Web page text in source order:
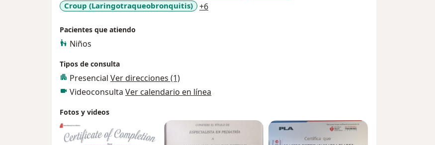
Croup (Laringotraqueobronquitis)
+6a11y_sr_more_diseases
Pacientes que atiendo
Niños
Tipos de consulta
Presencial Ver direcciones (1)
Videoconsulta Ver calendario en línea
Fotos y videos